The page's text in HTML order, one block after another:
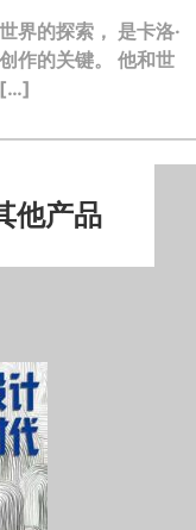
界的探索， 是卡洛·
作的关键。 他和世
[…]
他产品